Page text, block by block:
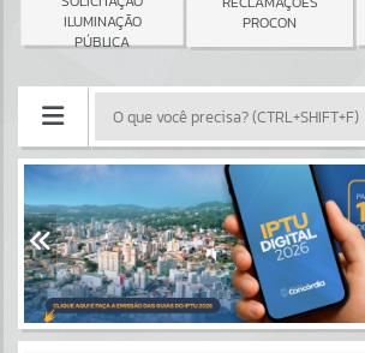
ILUMINAÇÃO
PÚBLICA
PROCON
Portais
Por favor, aguarde...